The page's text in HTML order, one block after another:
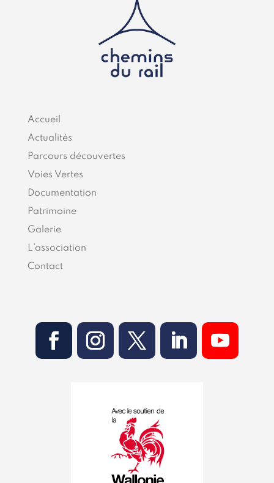
Accueil
Actualités
Parcours découvertes
Voies Vertes
Documentation
Patrimoine
Galerie
L’association
Contact